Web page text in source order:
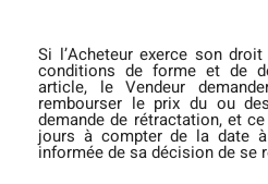
Si l’Acheteur exerce son
conditions de forme et de
article, le Vendeur
rembourser le prix du ou
demande de rétractation, et
jours à compter de la date
informée de sa décision de se